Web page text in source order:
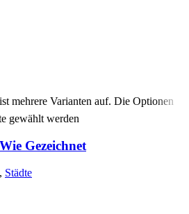
mehrere Varianten auf. Die Optionen
gewählt werden
Gezeichnet
, Städte